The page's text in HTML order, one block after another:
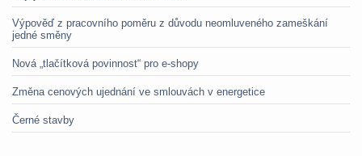
Výpověď z pracovního poměru z důvodu neomluveného zameškání
jedné směny
Nová „tlačítková povinnost“ pro e-shopy
Změna cenových ujednání ve smlouvách v energetice
Černé stavby